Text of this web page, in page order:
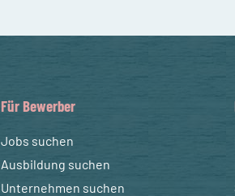
Für Bewerber
Jobs suchen
Ausbildung suchen
Unternehmen suchen